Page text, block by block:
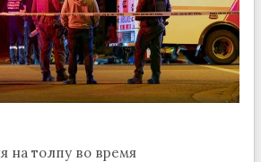
на толпу во время